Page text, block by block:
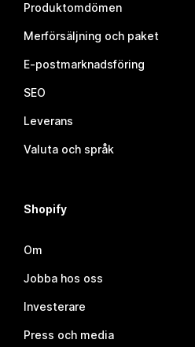
Produktomdömen
Merförsäljning och paket
E-postmarknadsföring
SEO
Leverans
Valuta och språk
Shopify
Om
Jobba hos oss
Investerare
Press och media